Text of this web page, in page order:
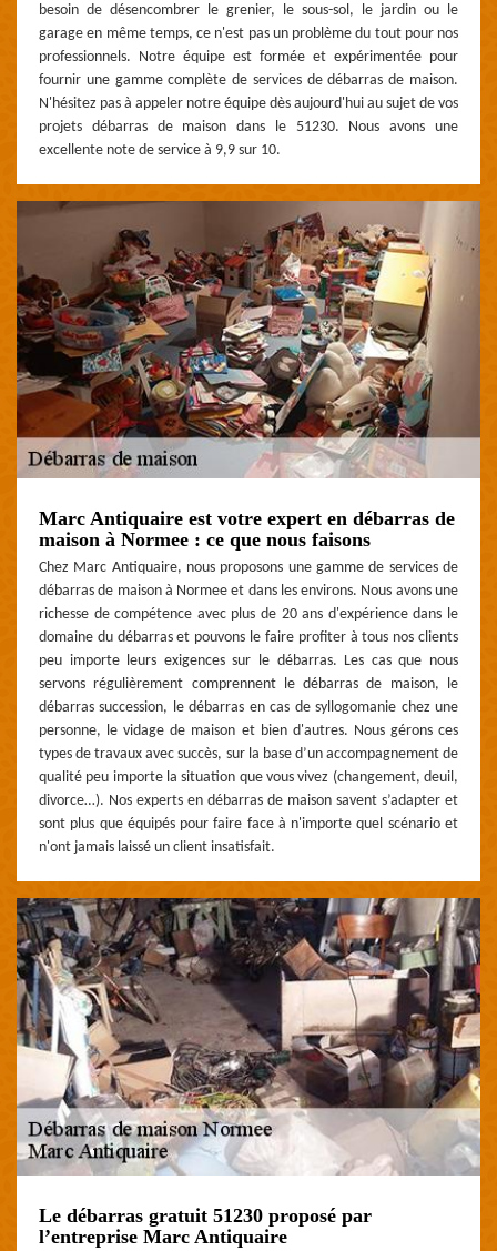
besoin de désencombrer le grenier, le sous-sol, le jardin ou le
garage en même temps, ce n'est pas un problème du tout pour nos
professionnels. Notre équipe est formée et expérimentée pour
fournir une gamme complète de services de débarras de maison.
N'hésitez pas à appeler notre équipe dès aujourd'hui au sujet de vos
projets débarras de maison dans le 51230. Nous avons une
excellente note de service à 9,9 sur 10.
Marc Antiquaire est votre expert en débarras de
maison à Normee : ce que nous faisons
Chez Marc Antiquaire, nous proposons une gamme de services de
débarras de maison à Normee et dans les environs. Nous avons une
richesse de compétence avec plus de 20 ans d'expérience dans le
domaine du débarras et pouvons le faire profiter à tous nos clients
peu importe leurs exigences sur le débarras. Les cas que nous
servons régulièrement comprennent le débarras de maison, le
débarras succession, le débarras en cas de syllogomanie chez une
personne, le vidage de maison et bien d'autres. Nous gérons ces
types de travaux avec succès, sur la base d’un accompagnement de
qualité peu importe la situation que vous vivez (changement, deuil,
divorce…). Nos experts en débarras de maison savent s’adapter et
sont plus que équipés pour faire face à n'importe quel scénario et
n'ont jamais laissé un client insatisfait.
Le débarras gratuit 51230 proposé par
l’entreprise Marc Antiquaire